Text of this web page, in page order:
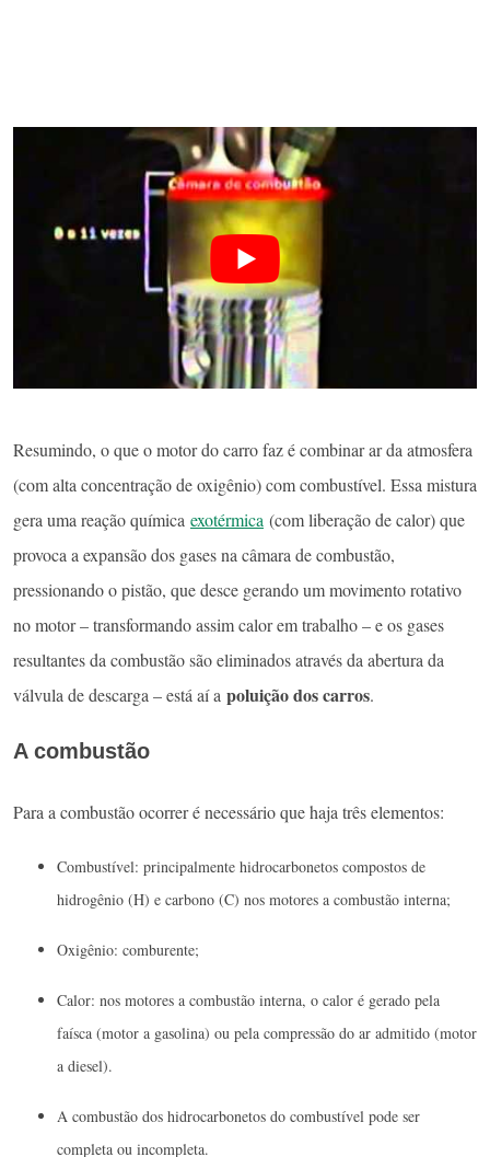
Resumindo, o que o motor do carro faz é combinar ar da atmosfera
(com alta concentração de oxigênio) com combustível. Essa mistura
gera uma reação química exotérmica (com liberação de calor) que
provoca a expansão dos gases na câmara de combustão,
pressionando o pistão, que desce gerando um movimento rotativo
no motor – transformando assim calor em trabalho – e os gases
resultantes da combustão são eliminados através da abertura da
válvula de descarga – está aí a poluição dos carros.
A combustão
Para a combustão ocorrer é necessário que haja três elementos:
Combustível: principalmente hidrocarbonetos compostos de
hidrogênio (H) e carbono (C) nos motores a combustão interna;
Oxigênio: comburente;
Calor: nos motores a combustão interna, o calor é gerado pela
faísca (motor a gasolina) ou pela compressão do ar admitido (motor
a diesel).
A combustão dos hidrocarbonetos do combustível pode ser
completa ou incompleta.